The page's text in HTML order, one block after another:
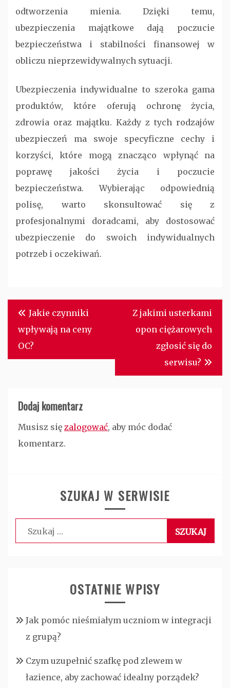
odtworzenia mienia. Dzięki temu,
ubezpieczenia majątkowe dają poczucie
bezpieczeństwa i stabilności finansowej w
obliczu nieprzewidywalnych sytuacji.
Ubezpieczenia indywidualne to szeroka gama
produktów, które oferują ochronę życia,
zdrowia oraz majątku. Każdy z tych rodzajów
ubezpieczeń ma swoje specyficzne cechy i
korzyści, które mogą znacząco wpłynąć na
poprawę jakości życia i poczucie
bezpieczeństwa. Wybierając odpowiednią
polisę, warto skonsultować się z
profesjonalnymi doradcami, aby dostosować
ubezpieczenie do swoich indywidualnych
potrzeb i oczekiwań.
Nawigacja
wpisu
Jakie czynniki
wpływają na ceny
OC?
Z jakimi usterkami
opon ciężarowych
zgłosić się do
serwisu?
Dodaj komentarz
Musisz się zalogować, aby móc dodać
komentarz.
SZUKAJ W SERWISIE
Szukaj:
OSTATNIE WPISY
Jak pomóc nieśmiałym uczniom w integracji
z grupą?
Czym uzupełnić szafkę pod zlewem w
łazience, aby zachować idealny porządek?